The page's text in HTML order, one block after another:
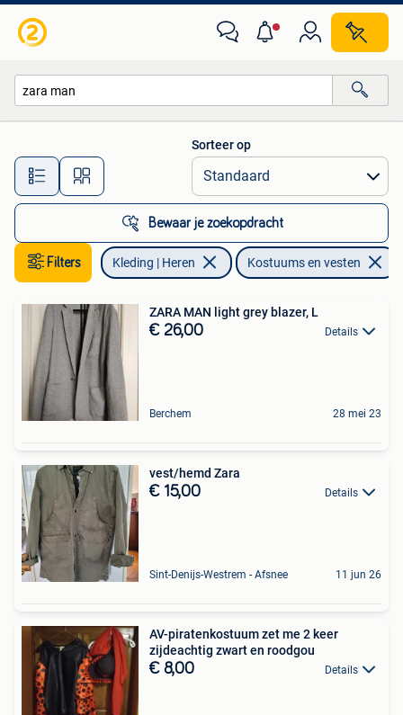
Alle afstanden…
Sorteer op
Bewaar je zoekopdracht
Filters Kleding | Heren Kostuums en vesten
ZARA MAN light grey blazer, L
€ 26,00 Details
Berchem 28 mei 23
vest/hemd Zara
€ 15,00 Details
Sint-Denijs-Westrem - Afsnee 11 jun 26
AV-piratenkostuum zet me 2 keer
zijdeachtig zwart en roodgou
€ 8,00 Details